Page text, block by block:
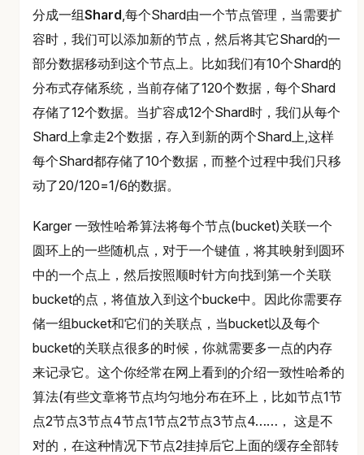
分成一组Shard,每个Shard由一个节点管理，当需要扩
容时，我们可以添加新的节点，然后将其它Shard的一
部分数据移动到这个节点上。比如我们有10个Shard的
分布式存储系统，当前存储了120个数据，每个Shard
存储了12个数据。当扩容成12个Shard时，我们从每个
Shard上拿走2个数据，存入到新的两个Shard上,这样
每个Shard都存储了10个数据，而整个过程中我们只移
动了20/120=1/6的数据。
Karger 一致性哈希算法将每个节点(bucket)关联一个
圆环上的一些随机点，对于一个键值，将其映射到圆环
中的一个点上，然后按照顺时针方向找到第一个关联
bucket的点，将值放入到这个bucke中。因此你需要存
储一组bucket和它们的关联点，当bucket以及每个
bucket的关联点很多的时候，你就需要多一点的内存
来记录它。这个你经常在网上看到的介绍一致性哈希的
算法(有些文章将节点均匀地分布在环上，比如节点1节
点2节点3节点4节点1节点2节点3节点4……， 这是不
对的，在这种情况下节点2挂掉后它上面的缓存全部转